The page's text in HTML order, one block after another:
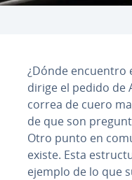
¿Dónde encuentro
dirige el pedido de
correa de cuero
de que son
Otro punto en
existe. Esta
ejemplo de lo que